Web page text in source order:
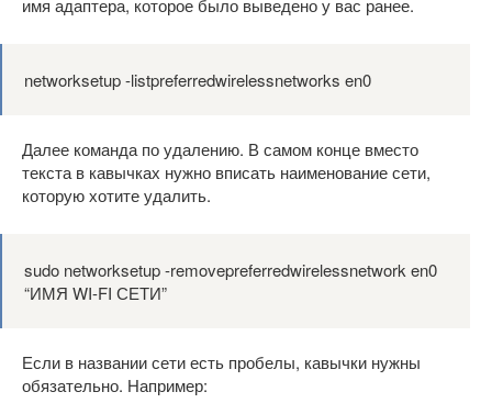
networksetup -listpreferredwirelessnetworks en0
Далее команда по удалению. В самом конце вместо
текста в кавычках нужно вписать наименование сети,
которую хотите удалить.
sudo networksetup -removepreferredwirelessnetwork en0
“ИМЯ WI-FI СЕТИ”
Если в названии сети есть пробелы, кавычки нужны
обязательно. Например: